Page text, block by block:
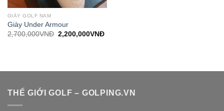
GIẦY GOLF NAM
Giày Under Armour
2,700,000VNĐ Giá
2,200,000VNĐGiá
THẾ GIỚI GOLF – GOLPING.VN